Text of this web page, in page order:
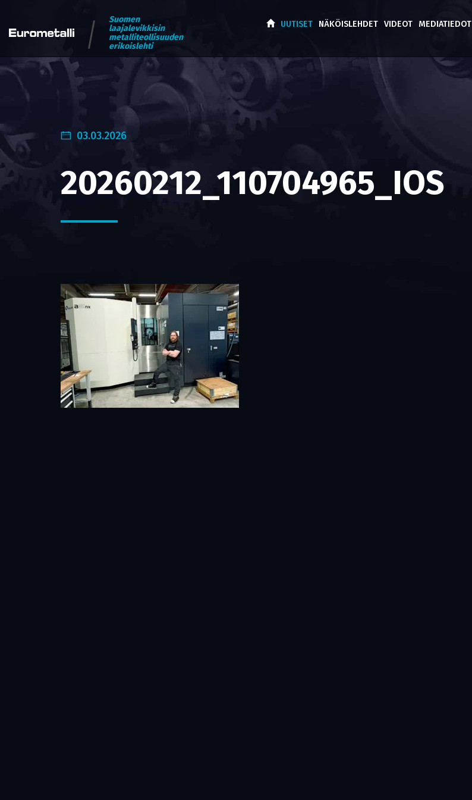
Suomen
laajalevikkisin
metalliteollisuuden
erikoislehti
UUTISET NÄKÖISLEHDET VIDEOT MEDIATIEDOT
03.03.2026
20260212_110704965_IOS